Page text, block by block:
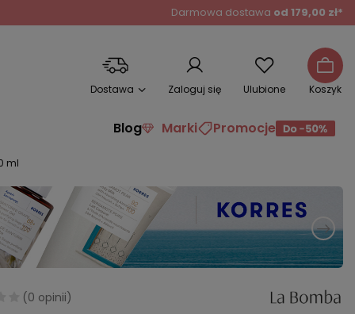
Darmowa dostawa od 179,00 zł*
Dostawa Zaloguj się Ulubione Koszyk
Blog Marki Promocje
ml
(0 opinii)